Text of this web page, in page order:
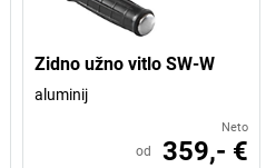
Zidno užno vitlo SW-W
aluminij
Neto
od 359,- €